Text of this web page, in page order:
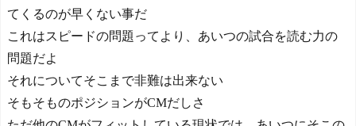
てくるのが早くない事だ
これはスピードの問題ってより、あいつの試合を読む力の
問題だよ
それについてそこまで非難は出来ない
そもそものポジションがCMだしさ